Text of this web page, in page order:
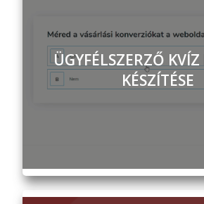
ÜGYFÉLSZERZŐ
KÉSZÍTÉSE